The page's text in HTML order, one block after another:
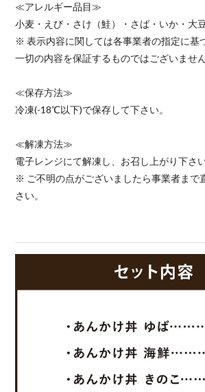
≪アレルギー品目≫
小麦・えび・さけ（鮭）・さば・いか・大
※ 表示内容に関しては各事業者の指定に基
一切の内容を保証するものではございません
≪保存方法≫
冷凍(-18℃以下)で保存して下さい。
≪解凍方法≫
電子レンジにて解凍し、お召し上がり下さい
※ ご不明の点がございましたら事業者まで
さい。